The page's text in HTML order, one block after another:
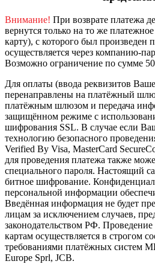
Внимание! При возврате платежа
вернутся только на то же
карту), с которого был произведен
осуществляется через компанию-
Возможно ограничение по сумме
Для оплаты (ввода реквизитов
перенаправлены на платёжный
платёжным шлюзом и передача
защищённом режиме с
шифрования SSL. В случае если
технологию безопасного
Verified By Visa, MasterCard
для проведения платежа также
специального пароля. Настоящий
битное шифрование.
персональной информации
Введённая информация не будет
лицам за исключением случаев,
законодательством РФ.
картам осуществляется в строгом
требованиями платёжных систем
Europe Sprl, JCB.